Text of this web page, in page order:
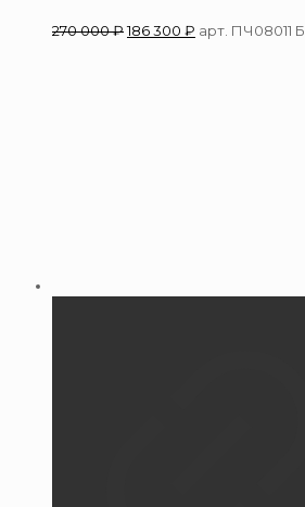
270 000₽186 300 ₽ арт. ПЧ08011 Б